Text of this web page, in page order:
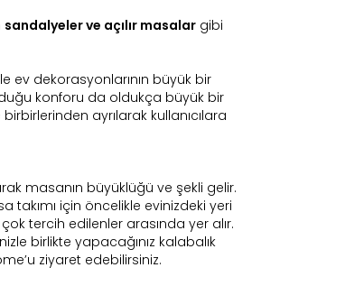
sandalyelerve açılır masalar gibi
ev dekorasyonlarının büyük bir
konforu da oldukça büyük bir
ayrılarak kullanıcılara
masanın büyüklüğü ve şekli gelir.
takımı için öncelikle evinizdeki yeri
tercih edilenler arasında yer alır.
birlikte yapacağınız kalabalık
ziyaret edebilirsiniz.